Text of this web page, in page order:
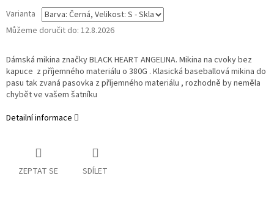
Varianta
Můžeme doručit do: 12.8.2026
Dámská mikina značky BLACK HEART ANGELINA. Mikina na cvoky bez
kapuce z příjemného materiálu o 380G . Klasická baseballová mikina do
pasu tak zvaná pasovka z příjemného materiálu , rozhodně by neměla
chybět ve vašem šatníku
Detailní informace
ZEPTAT SE SDÍLET